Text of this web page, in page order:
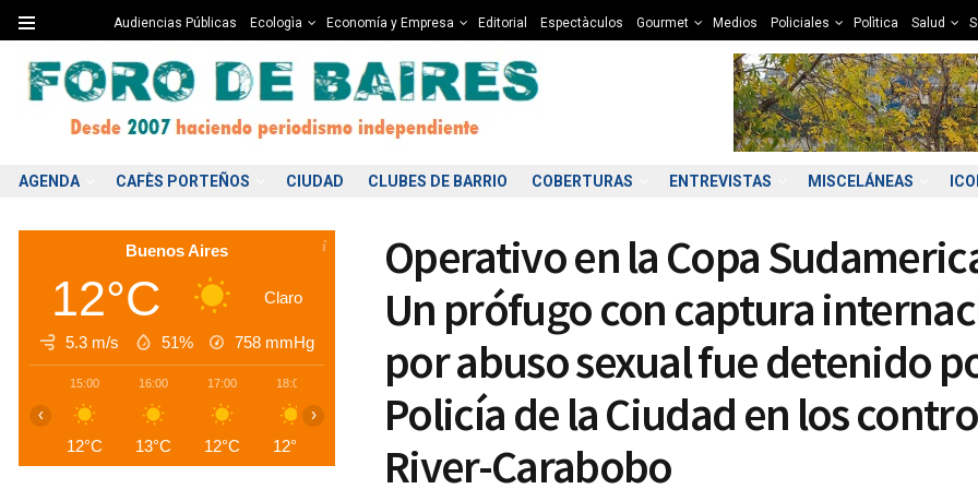
Audiencias Públicas Ecologìa Economía y Empresa Editorial Espectàculos Gourmet Medios Policiales Polìtica Salud
AGENDA CAFÈS PORTEÑOS CIUDAD CLUBES DE BARRIO COBERTURAS ENTREVISTAS MISCELÁNEAS
Operativo en la Copa
Un prófugo con captura
por abuso sexual fue detenido
Policía de la Ciudad en los
River-Carabobo
Buenos Aires
12°C Claro
5.3 m/s 51% 758 mmHg
15:00
12°C
16:00
13°C
17:00
12°C
18:00
12°C
20:00 21:00 22:00 23:00 00:00 01:00 02:00 03:00
‹ ›